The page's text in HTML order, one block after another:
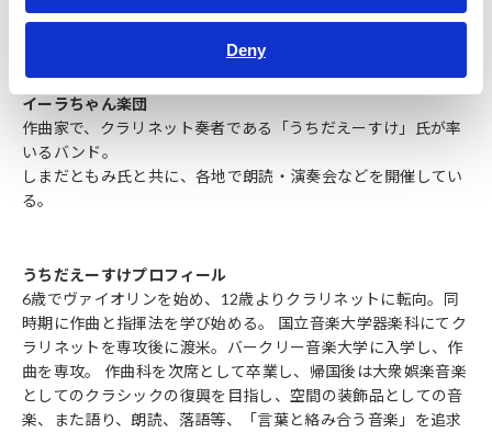
Deny
イーラちゃん楽団
作曲家で、クラリネット奏者である「うちだえーすけ」氏が率
いるバンド。
しまだともみ氏と共に、各地で朗読・演奏会などを開催してい
る。
うちだえーすけプロフィール
6歳でヴァイオリンを始め、12歳よりクラリネットに転向。同
時期に作曲と指揮法を学び始める。 国立音楽大学器楽科にてク
ラリネットを専攻後に渡米。バークリー音楽大学に入学し、作
曲を専攻。 作曲科を次席として卒業し、帰国後は大衆娯楽音楽
としてのクラシックの復興を目指し、空間の装飾品としての音
楽、また語り、朗読、落語等、「言葉と絡み合う音楽」を追求